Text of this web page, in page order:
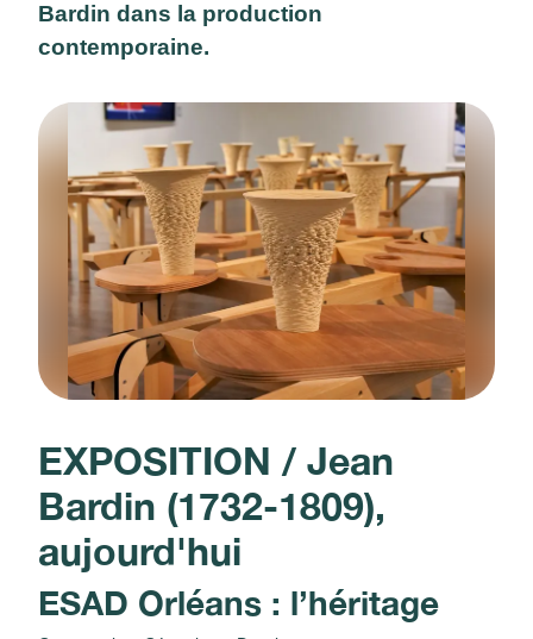
Bardin dans la production
contemporaine.
EXPOSITION / Jean
Bardin (1732-1809),
aujourd'hui
ESAD Orléans : l’héritage